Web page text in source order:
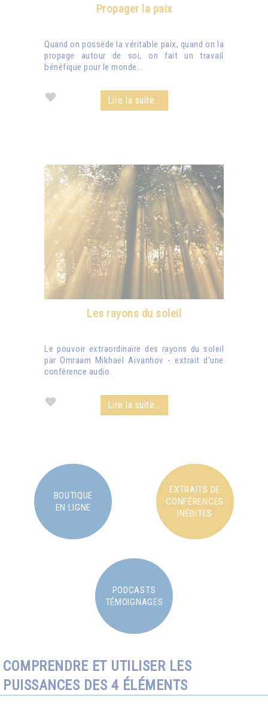
Propager la paix
Quand on possède la véritable paix, quand on la
propage autour de soi, on fait un travail
bénéfique pour le monde...
Lire la suite...
Les rayons du soleil
Le pouvoir extraordinaire des rayons du soleil
par Omraam Mikhaël Aïvanhov - extrait d'une
conférence audio.
Lire la suite...
BOUTIQUE
EN LIGNE
EXTRAITS DE
CONFÉRENCES
INÉDITES
PODCASTS
TÉMOIGNAGES
COMPRENDRE ET UTILISER LES
PUISSANCES DES 4 ÉLÉMENTS